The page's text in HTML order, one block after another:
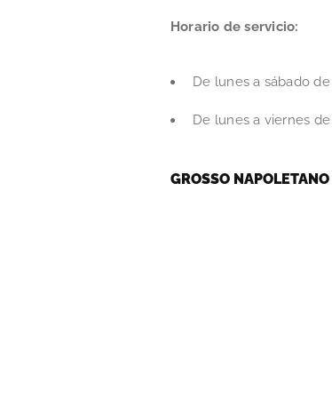
Horario de servicio:
De lunes a sábado de
De lunes a viernes
GROSSO NAPOLETANO